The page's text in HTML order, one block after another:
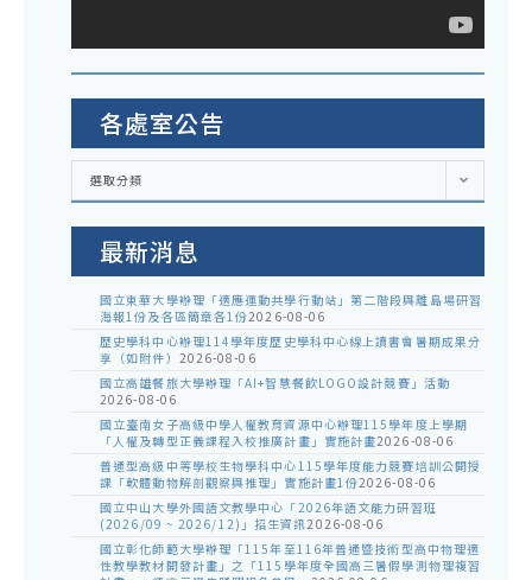
各處室公告
各
室
選取分類
最新消息
國立東華大學辦理「適應運動共學行動站」第二階段與離島場研習
海報1份及各區簡章各1份2026-08-06
歷史學科中心辦理114學年度歷史學科中心線上讀書會暑期成果分
享（如附件） 2026-08-06
國立高雄餐旅大學辦理「AI+智慧餐飲LOGO設計競賽」活動
2026-08-06
國立臺南女子高級中學人權教育資源中心辦理115學年度上學期
「人權及轉型正義課程入校推廣計畫」實施計畫2026-08-06
普通型高級中等學校生物學科中心115學年度能力競賽培訓公開授
課「軟體動物解剖觀察與推理」實施計畫1份2026-08-06
國立中山大學外國語文教學中心「2026年語文能力研習班
(2026/09 ~ 2026/12)」招生資訊2026-08-06
國立彰化師範大學辦理「115年至116年普通暨技術型高中物理適
性教學教材開發計畫」之「115學年度全國高三暑假學測物理複習